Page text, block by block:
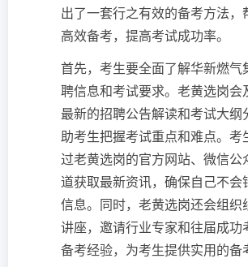
出了一套行之有效的备考方法，
高效备考，提高考试成功率。
首先，考生要全面了解华新燃气
聘信息和考试要求。老黄选岗会
最新的招聘公告解读和考试大纲
助考生把握考试重点和难点。考
过老黄选岗的官方网站、微信公
道获取最新资讯，确保自己不会
信息。同时，老黄选岗还会组织
讲座，邀请行业专家和往届成功
备考经验，为考生提供实用的备